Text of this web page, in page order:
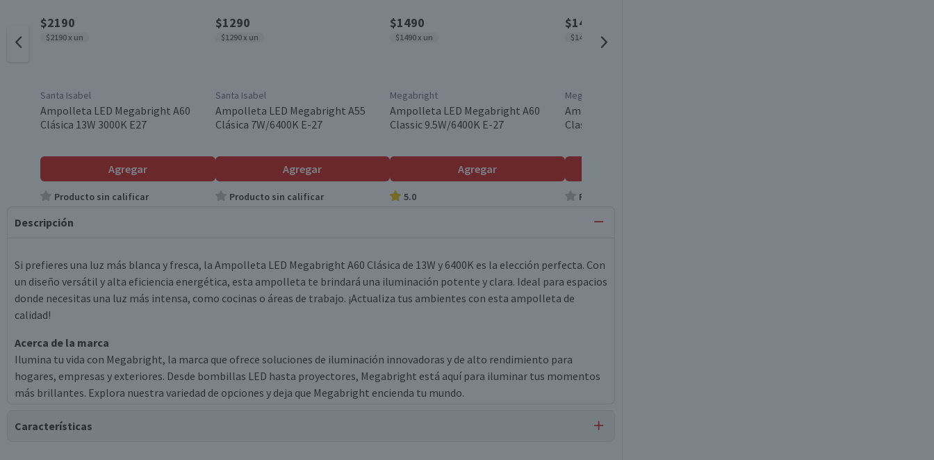
$2190
$2190 x un
Santa Isabel
Ampolleta LED Megabright A60
Clásica 13W 3000K E27
Agregar
Producto sin calificar
$1290
$1290 x un
Santa Isabel
Ampolleta LED Megabright A55
Clásica 7W/6400K E-27
Agregar
Producto sin calificar
$1490
$1490 x un
Megabright
Ampolleta LED Megabright A60
Classic 9.5W/6400K E-27
Agregar
5.0
$1490
$1490 x un
Megabright
Ampolleta LED Megabright A60
Classic 9.5W/3000K E-27
Producto sin calificar
Descripción
Si prefieres una luz más blanca y fresca, la Ampolleta LED Megabright A60 Clásica de 13W y 6400K es la elección perfecta. Con
un diseño versátil y alta eficiencia energética, esta ampolleta te brindará una iluminación potente y clara. Ideal para espacios
donde necesitas una luz más intensa, como cocinas o áreas de trabajo. ¡Actualiza tus ambientes con esta ampolleta de
calidad!
Acerca de la marca
Ilumina tu vida con Megabright, la marca que ofrece soluciones de iluminación innovadoras y de alto rendimiento para
hogares, empresas y exteriores. Desde bombillas LED hasta proyectores, Megabright está aquí para iluminar tus momentos
más brillantes. Explora nuestra variedad de opciones y deja que Megabright encienda tu mundo.
Características